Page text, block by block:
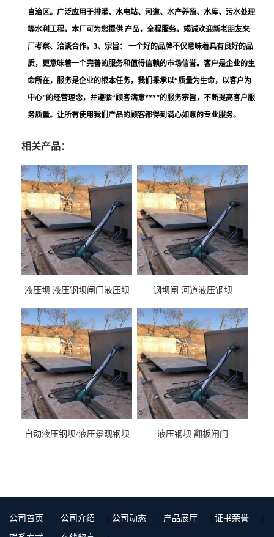
自治区。广泛应用于排灌、水电站、河道、水产养殖、水库、污水处理
等水利工程。本厂可为您提供 产品，全程服务。竭诚欢迎新老朋友来
厂考察、洽谈合作。3、宗旨： 一个好的品牌不仅意味着具有良好的品
质，更意味着一个完善的服务和值得信赖的市场信誉。客户是企业的生
命所在，服务是企业的根本任务，我们秉承以“质量为生命，以客户为
中心”的经营理念，并遵循“顾客满意***”的服务宗旨，不断提高客户服
务质量。让所有使用我们产品的顾客都得到满心如意的专业服务。
相关产品：
液压坝 液压钢坝闸门液压坝
钢坝闸 河道液压钢坝
自动液压钢坝/液压景观钢坝 液压钢坝 翻板闸门
公司首页 公司介绍 公司动态 产品展厅 证书荣誉